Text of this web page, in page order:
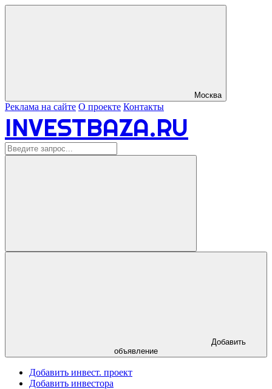
Москва
Реклама на сайте О проекте Контакты
INVESTBAZA.RU
объявление
Добавить инвест. проект
Добавить инвестора